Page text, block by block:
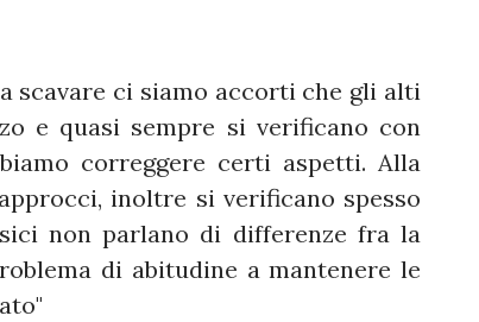
scavare ci siamo accorti che gli alti
e quasi sempre si verificano con
correggere certi aspetti. Alla
inoltre si verificano spesso
non parlano di differenze fra la
di abitudine a mantenere le